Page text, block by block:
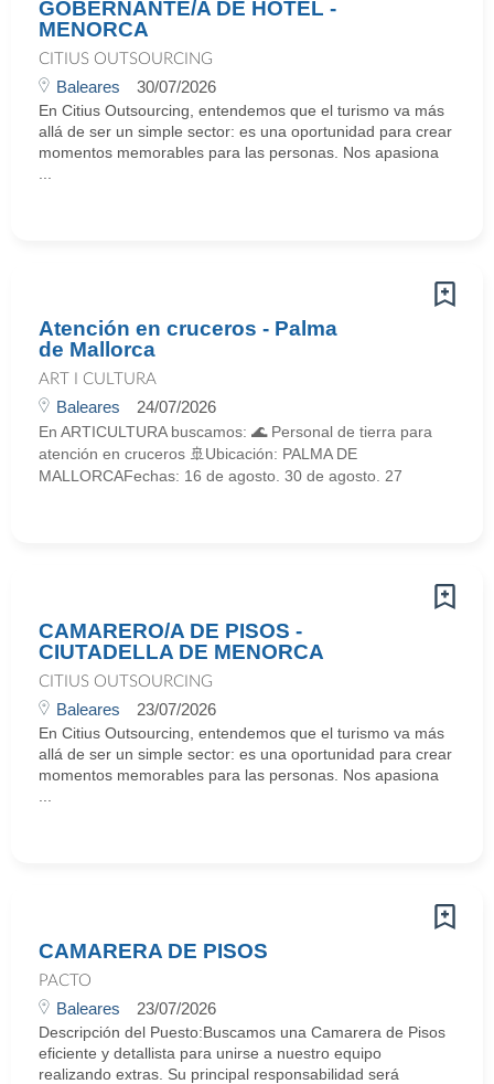
GOBERNANTE/A DE HOTEL -
MENORCA
CITIUS OUTSOURCING
Baleares 30/07/2026
En Citius Outsourcing, entendemos que el turismo va más
allá de ser un simple sector: es una oportunidad para crear
momentos memorables para las personas. Nos apasiona
Atención en cruceros - Palma
de Mallorca
ART I CULTURA
Baleares 24/07/2026
En ARTICULTURA buscamos: 🌊 Personal de tierra para
atención en cruceros 🚢Ubicación: PALMA DE
MALLORCAFechas: 16 de agosto. 30 de agosto. 27
CAMARERO/A DE PISOS -
CIUTADELLA DE MENORCA
CITIUS OUTSOURCING
Baleares 23/07/2026
En Citius Outsourcing, entendemos que el turismo va más
allá de ser un simple sector: es una oportunidad para crear
momentos memorables para las personas. Nos apasiona
CAMARERA DE PISOS
PACTO
Baleares 23/07/2026
Descripción del Puesto:Buscamos una Camarera de Pisos
eficiente y detallista para unirse a nuestro equipo
realizando extras. Su principal responsabilidad será